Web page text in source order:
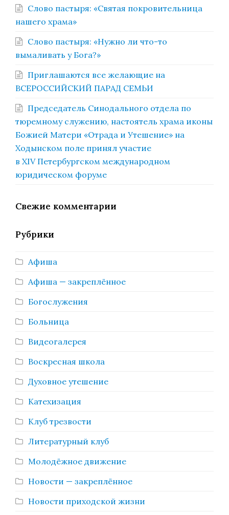
Слово пастыря: «Святая покровительница
нашего храма»
Слово пастыря: «Нужно ли что-то
вымаливать у Бога?»
Приглашаются все желающие на
ВСЕРОССИЙСКИЙ ПАРАД СЕМЬИ
Председатель Синодального отдела по
тюремному служению, настоятель храма иконы
Божией Матери «Отрада и Утешение» на
Ходынском поле принял участие
в XIV Петербургском международном
юридическом форуме
Свежие комментарии
Рубрики
Афиша
Афиша — закреплённое
Богослужения
Больница
Видеогалерея
Воскресная школа
Духовное утешение
Катехизация
Клуб трезвости
Литературный клуб
Молодёжное движение
Новости — закреплённое
Новости приходской жизни